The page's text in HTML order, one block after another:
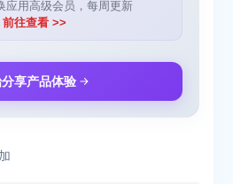
应用高级会员，每周更新
前往查看 >>
享产品体验